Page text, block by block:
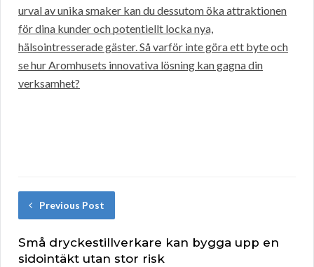
urval av unika smaker kan du dessutom öka attraktionen
för dina kunder och potentiellt locka nya,
hälsointresserade gäster. Så varför inte göra ett byte och
se hur Aromhusets innovativa lösning kan gagna din
verksamhet?
Previous Post
Små dryckestillverkare kan bygga upp en
sidointäkt utan stor risk